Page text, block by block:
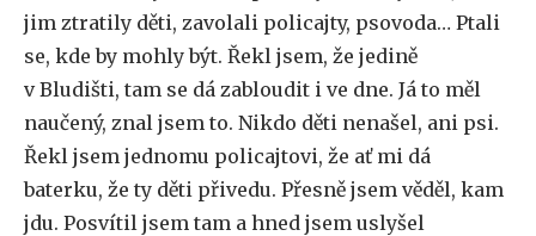
jim ztratily děti, zavolali policajty, psovoda… Ptali
se, kde by mohly být. Řekl jsem, že jedině
v Bludišti, tam se dá zabloudit i ve dne. Já to měl
naučený, znal jsem to. Nikdo děti nenašel, ani psi.
Řekl jsem jednomu policajtovi, že ať mi dá
baterku, že ty děti přivedu. Přesně jsem věděl, kam
jdu. Posvítil jsem tam a hned jsem uslyšel